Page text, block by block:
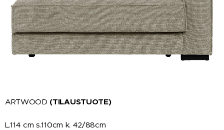
ARTWOOD (TILAUSTUOTE)
L.114 cm s.110cm k. 42/88cm